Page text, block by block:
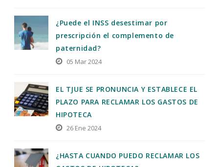
¿Puede el INSS desestimar por
prescripción el complemento de
paternidad?
05 Mar 2024
EL TJUE SE PRONUNCIA Y ESTABLECE EL
PLAZO PARA RECLAMAR LOS GASTOS DE
HIPOTECA
26 Ene 2024
¿HASTA CUANDO PUEDO RECLAMAR LOS